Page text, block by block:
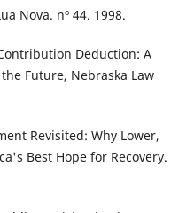
Nova. nº 44. 1998.
Deduction: A
Future, Nebraska Law
Revisited: Why Lower,
Best Hope for Recovery.